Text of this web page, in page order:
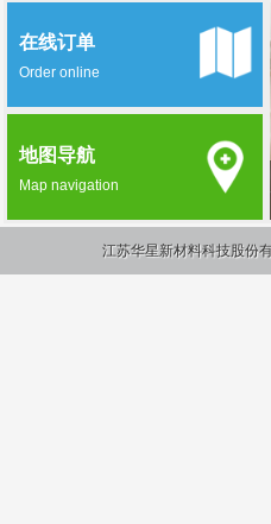
在线订单
Order online
地图导航
Map navigation
江苏华星新材料科技股份